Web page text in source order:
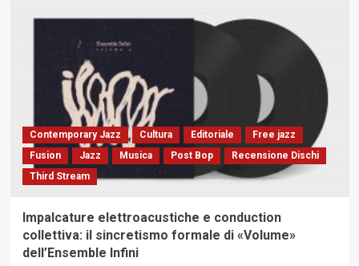
Contemporary Jazz Cultura Editoriale
Free jazz
Fusion
Jazz Musica Post Bop
Recensione Dischi
Third Stream
Impalcature elettroacustiche e conduction
collettiva: il sincretismo formale di «Volume»
dell’Ensemble Infini